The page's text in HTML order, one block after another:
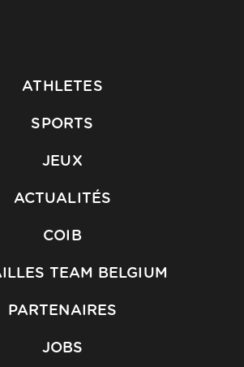
ATHLETES
SPORTS
JEUX
ACTUALITÉS
COIB
TEAM BELGIUM
PARTENAIRES
JOBS